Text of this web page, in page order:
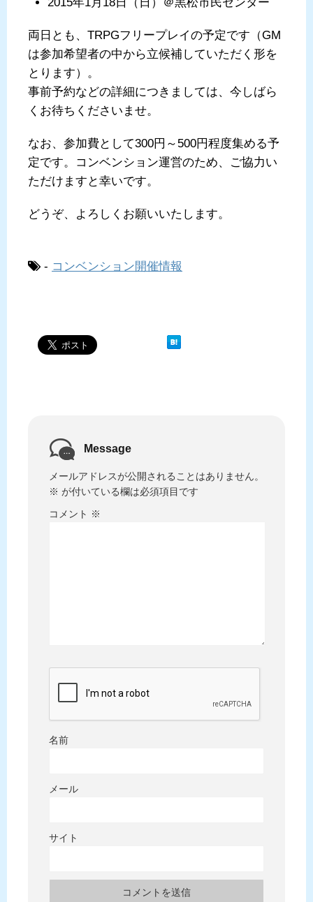
両日とも、TRPGフリープレイの予定です（GM
は参加希望者の中から立候補していただく形を
とります）。
事前予約などの詳細につきましては、今しばら
くお待ちくださいませ。
なお、参加費として300円～500円程度集める予
定です。コンベンション運営のため、ご協力い
ただけますと幸いです。
どうぞ、よろしくお願いいたします。
- コンベンション開催情報
Message
メールアドレスが公開されることはありません。
※ が付いている欄は必須項目です
コメント ※
名前
メール
サイト